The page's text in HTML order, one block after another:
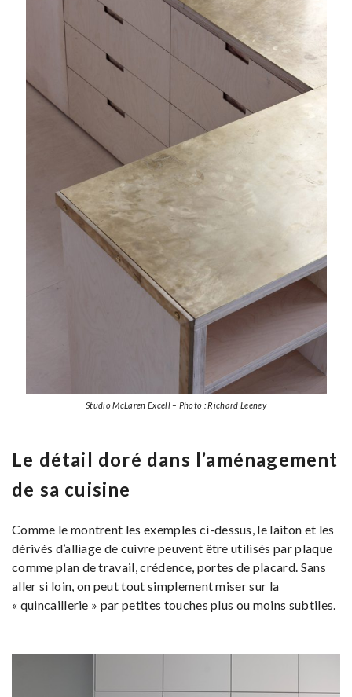
Studio McLaren Excell – Photo : Richard Leeney
Le détail doré dans l’aménagement
de sa cuisine
Comme le montrent les exemples ci-dessus, le laiton et les
dérivés d’alliage de cuivre peuvent être utilisés par plaque
comme plan de travail, crédence, portes de placard. Sans
aller si loin, on peut tout simplement miser sur la
« quincaillerie » par petites touches plus ou moins subtiles.